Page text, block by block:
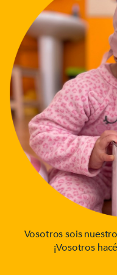
Vosotros sois
¡Vosotros